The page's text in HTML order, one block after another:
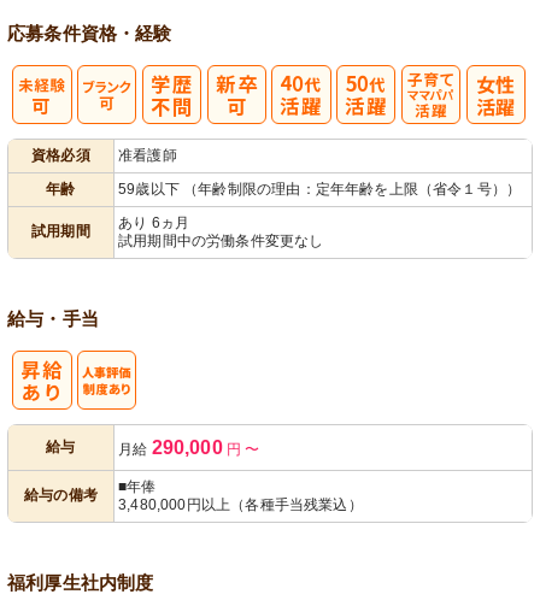
応募条件資格・経験
資格必須
准看護師
年齢
59歳以下 （年齢制限の理由：定年年齢を上限（省令１号））
試用期間
あり 6ヵ月
試用期間中の労働条件変更なし
給与・手当
給与 月給 290,000円〜
給与の備考
■年俸
3,480,000円以上（各種手当残業込）
福利厚生社内制度